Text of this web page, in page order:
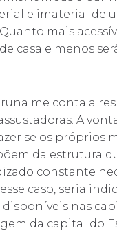
e imaterial de
mais
casa e menos
me conta a
A
se os próprios
da estrutura
constante
caso, seria
nas
da capital do